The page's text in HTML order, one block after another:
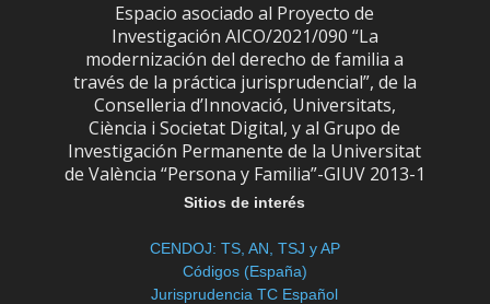
Espacio asociado al Proyecto de
Investigación AICO/2021/090 “La
modernización del derecho de familia a
través de la práctica jurisprudencial”, de la
Conselleria d’Innovació, Universitats,
Ciència i Societat Digital, y al Grupo de
Investigación Permanente de la Universitat
de València “Persona y Familia”-GIUV 2013-1
Sitios de interés
CENDOJ: TS, AN, TSJ y AP
Códigos (España)
Jurisprudencia TC Español